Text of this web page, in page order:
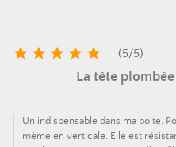
     (5/5)
La tête
Un indispensable dans ma boîte.
même en verticale. Elle est